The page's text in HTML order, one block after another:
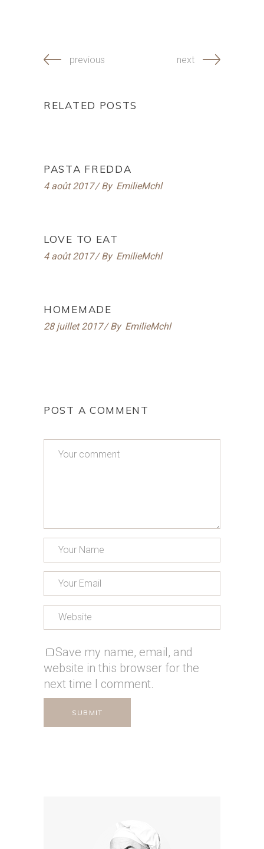
previous next
RELATED POSTS
PASTA FREDDA
4 août 2017 By EmilieMchl
LOVE TO EAT
4 août 2017 By EmilieMchl
HOMEMADE
28 juillet 2017 By EmilieMchl
POST A COMMENT
Save my name, email, and
website in this browser for the
next time I comment.